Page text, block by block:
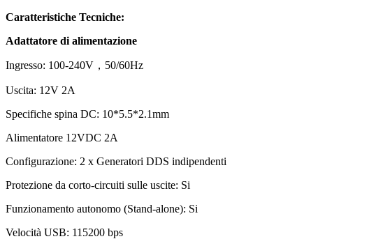
Caratteristiche Tecniche:
Adattatore di alimentazione
Ingresso: 100-240V，50/60Hz
Uscita: 12V 2A
Specifiche spina DC: 10*5.5*2.1mm
Alimentatore 12VDC 2A
Configurazione: 2 x Generatori DDS indipendenti
Protezione da corto-circuiti sulle uscite: Si
Funzionamento autonomo (Stand-alone): Si
Velocità USB: 115200 bps